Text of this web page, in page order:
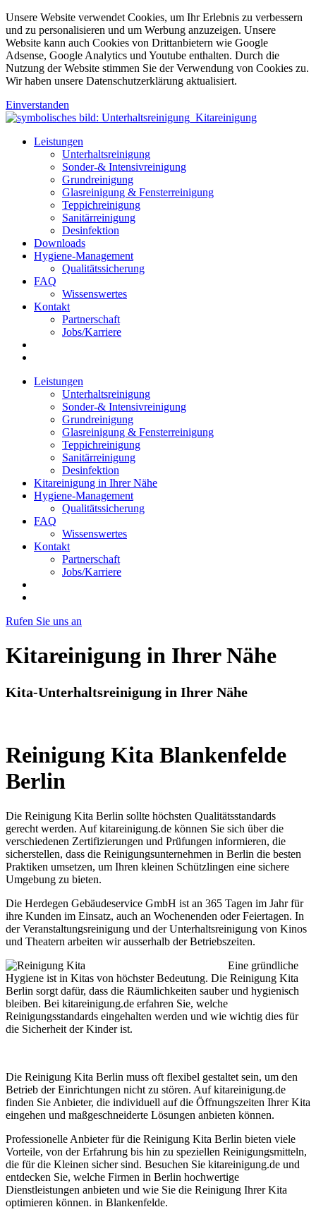
Unsere Website verwendet Cookies, um Ihr Erlebnis zu verbessern
und zu personalisieren und um Werbung anzuzeigen. Unsere
Website kann auch Cookies von Drittanbietern wie Google
Adsense, Google Analytics und Youtube enthalten. Durch die
Nutzung der Website stimmen Sie der Verwendung von Cookies zu.
Wir haben unsere Datenschutzerklärung aktualisiert.
Einverstanden
Leistungen
Unterhaltsreinigung
Sonder-& Intensivreinigung
Grundreinigung
Glasreinigung & Fensterreinigung
Teppichreinigung
Sanitärreinigung
Desinfektion
Downloads
Hygiene-Management
Qualitätssicherung
FAQ
Wissenswertes
Kontakt
Partnerschaft
Jobs/Karriere
Leistungen
Unterhaltsreinigung
Sonder-& Intensivreinigung
Grundreinigung
Glasreinigung & Fensterreinigung
Teppichreinigung
Sanitärreinigung
Desinfektion
Kitareinigung in Ihrer Nähe
Hygiene-Management
Qualitätssicherung
FAQ
Wissenswertes
Kontakt
Partnerschaft
Jobs/Karriere
Rufen Sie uns an
Kitareinigung in Ihrer Nähe
Kita-Unterhaltsreinigung in Ihrer Nähe
Reinigung Kita Blankenfelde
Berlin
Die Reinigung Kita Berlin sollte höchsten Qualitätsstandards
gerecht werden. Auf kitareinigung.de können Sie sich über die
verschiedenen Zertifizierungen und Prüfungen informieren, die
sicherstellen, dass die Reinigungsunternehmen in Berlin die besten
Praktiken umsetzen, um Ihren kleinen Schützlingen eine sichere
Umgebung zu bieten.
Die Herdegen Gebäudeservice GmbH ist an 365 Tagen im Jahr für
ihre Kunden im Einsatz, auch an Wochenenden oder Feiertagen. In
der Veranstaltungsreinigung und der Unterhaltsreinigung von Kinos
und Theatern arbeiten wir ausserhalb der Betriebszeiten.
Eine gründliche
Hygiene ist in Kitas von höchster Bedeutung. Die Reinigung Kita
Berlin sorgt dafür, dass die Räumlichkeiten sauber und hygienisch
bleiben. Bei kitareinigung.de erfahren Sie, welche
Reinigungsstandards eingehalten werden und wie wichtig dies für
die Sicherheit der Kinder ist.
Die Reinigung Kita Berlin muss oft flexibel gestaltet sein, um den
Betrieb der Einrichtungen nicht zu stören. Auf kitareinigung.de
finden Sie Anbieter, die individuell auf die Öffnungszeiten Ihrer Kita
eingehen und maßgeschneiderte Lösungen anbieten können.
Professionelle Anbieter für die Reinigung Kita Berlin bieten viele
Vorteile, von der Erfahrung bis hin zu speziellen Reinigungsmitteln,
die für die Kleinen sicher sind. Besuchen Sie kitareinigung.de und
entdecken Sie, welche Firmen in Berlin hochwertige
Dienstleistungen anbieten und wie Sie die Reinigung Ihrer Kita
optimieren können. in Blankenfelde.